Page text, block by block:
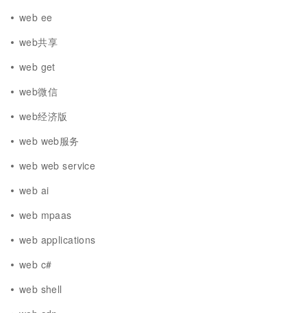
web ee
web共享
web get
web微信
web经济版
web web服务
web web service
web ai
web mpaas
web applications
web c#
web shell